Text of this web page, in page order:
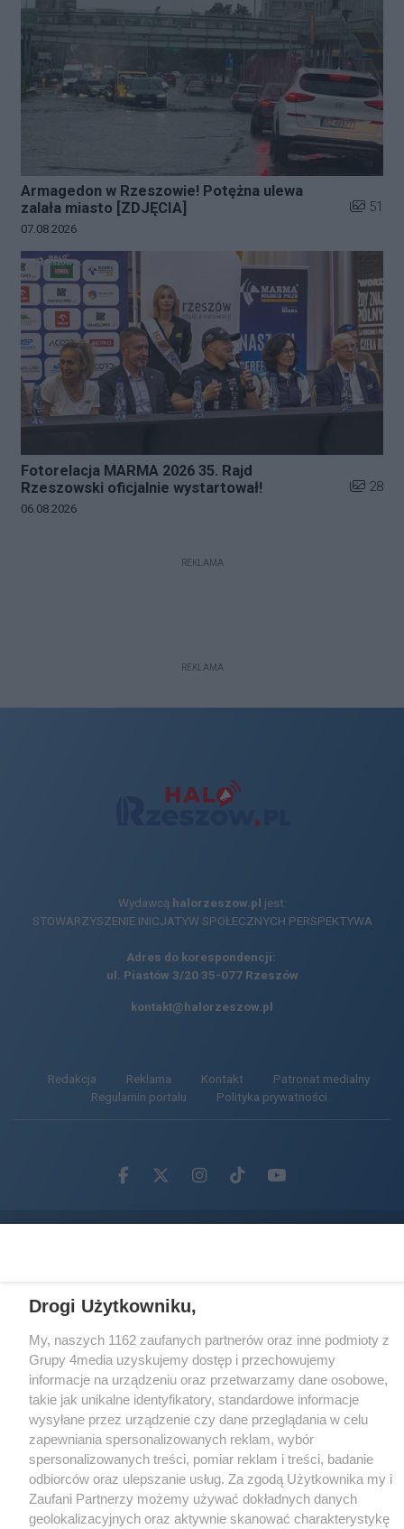
Armagedon w Rzeszowie! Potężna ulewa
zalała miasto [ZDJĘCIA]
Liczba
51
Data dodania galerii:
07.08.2026
Fotorelacja MARMA 2026 35. Rajd
Rzeszowski oficjalnie wystartował!
Liczba
28
Data dodania galerii:
06.08.2026
REKLAMA
REKLAMA
Wydawcą halorzeszow.pl jest:
STOWARZYSZENIE INICJATYW SPOŁECZNYCH PERSPEKTYWA
Adres do korespondencji:
ul. Piastów 3/20 35-077 Rzeszów
kontakt@halorzeszow.pl
Redakcja Reklama Kontakt
Patronat medialny
Regulamin portalu
Polityka prywatności
Facebook.com
X.comInstagram.com
Tiktok.comYoutube.com
Drogi Użytkowniku,
My, naszych 1162 zaufanych partnerów oraz inne podmioty z
Grupy 4media uzyskujemy dostęp i przechowujemy
informacje na urządzeniu oraz przetwarzamy dane osobowe,
takie jak unikalne identyfikatory, standardowe informacje
wysyłane przez urządzenie czy dane przeglądania w celu
zapewniania spersonalizowanych reklam, wybór
spersonalizowanych treści, pomiar reklam i treści, badanie
odbiorców oraz ulepszanie usług. Za zgodą Użytkownika my i
Zaufani Partnerzy możemy używać dokładnych danych
geolokalizacyjnych oraz aktywnie skanować charakterystykę